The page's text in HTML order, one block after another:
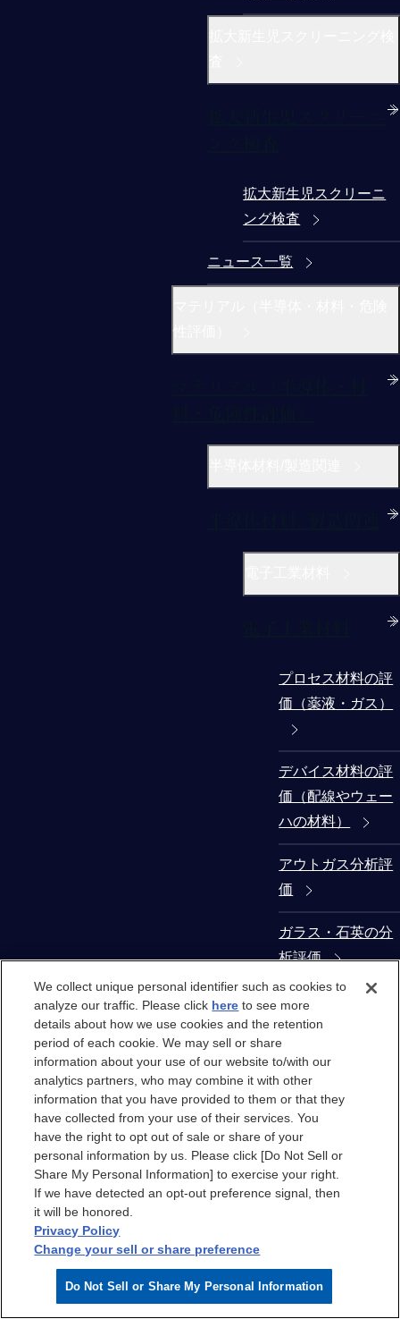
拡大新生児スクリーニ
ング検査
ニュース一覧
プロセス材料の評
価（薬液・ガス）
デバイス材料の評
価（配線やウェー
ハの材料）
アウトガス分析評
価
ガラス・石英の分
析評価
コンタミネーショ
ン・異物解析
製造装置部材から
の抽出物・溶出物
評価
クリーンルーム
クリーンルームエ
アのケミカル汚染
We collect unique personal identifier such as cookies to
analyze our traffic. Please click here to see more
details about how we use cookies and the retention
period of each cookie. We may sell or share
information about your use of our website to/with our
analytics partners, who may combine it with other
information that you have provided to them or that they
have collected from your use of their services. You
have the right to opt out of sale or share of your
personal information by us. Please click [Do Not Sell or
Share My Personal Information] to exercise your right.
If we have detected an opt-out preference signal, then
it will be honored.
Privacy Policy
Change your sell or share preference
Do Not Sell or Share My Personal Information